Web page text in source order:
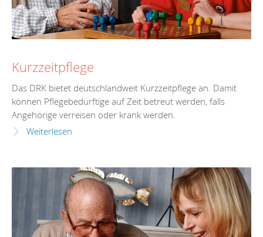
Kurzzeitpflege
Das DRK bietet deutschlandweit Kurzzeitpflege an. Damit
können Pflegebedürftige auf Zeit betreut werden, falls
Angehörige verreisen oder krank werden.
Weiterlesen